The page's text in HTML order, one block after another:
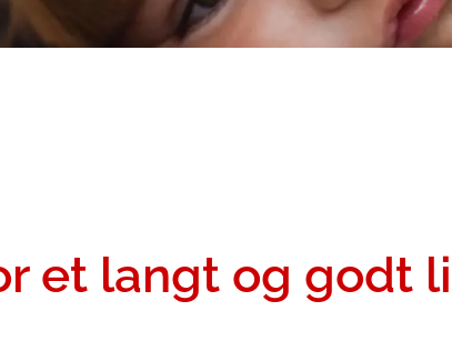
et langt og godt